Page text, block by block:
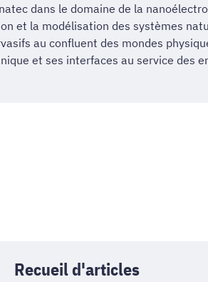
dans le domaine de la
et la modélisation des systèmes
au confluent des mondes
et ses interfaces au service des
Recueil d'articles